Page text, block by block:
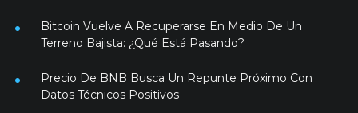
Bitcoin Vuelve A Recuperarse En Medio De Un
Terreno Bajista: ¿Qué Está Pasando?
Precio De BNB Busca Un Repunte Próximo Con
Datos Técnicos Positivos